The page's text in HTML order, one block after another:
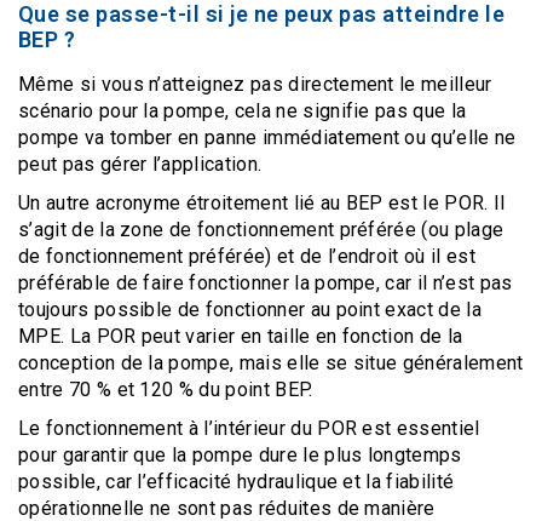
Que se passe-t-il si je ne peux pas atteindre le
BEP ?
Même si vous n’atteignez pas directement le meilleur
scénario pour la pompe, cela ne signifie pas que la
pompe va tomber en panne immédiatement ou qu’elle ne
peut pas gérer l’application.
Un autre acronyme étroitement lié au BEP est le POR. Il
s’agit de la zone de fonctionnement préférée (ou plage
de fonctionnement préférée) et de l’endroit où il est
préférable de faire fonctionner la pompe, car il n’est pas
toujours possible de fonctionner au point exact de la
MPE. La POR peut varier en taille en fonction de la
conception de la pompe, mais elle se situe généralement
entre 70 % et 120 % du point BEP.
Le fonctionnement à l’intérieur du POR est essentiel
pour garantir que la pompe dure le plus longtemps
possible, car l’efficacité hydraulique et la fiabilité
opérationnelle ne sont pas réduites de manière